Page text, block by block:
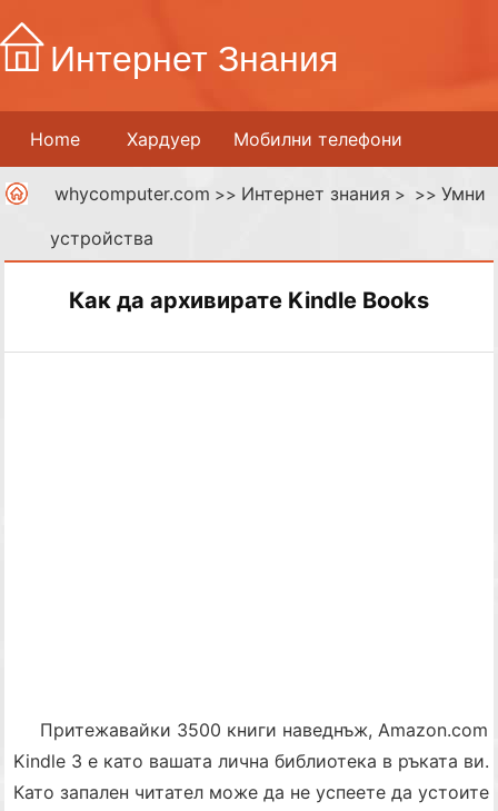
Интернет Знания
Home Хардуер Мобилни телефони
Принтери Мрежи Интернет
Дигитални медии
whycomputer.com >> Интернет знания > >> Умни
устройства
Как да архивирате Kindle Books
Притежавайки 3500 книги наведнъж, Amazon.com
Kindle 3 е като вашата лична библиотека в ръката ви.
Като запален читател може да не успеете да устоите